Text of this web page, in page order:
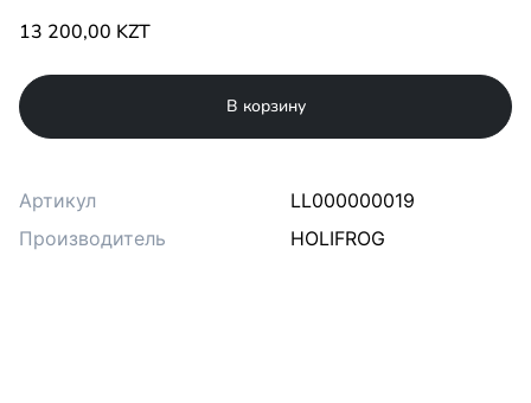
13 200,00 KZT
В корзину
Артикул
LL000000019
Производитель
HOLIFROG